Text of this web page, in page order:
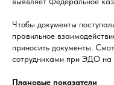
Чтобы документы
правильное
приносить документы.
сотрудниками при ЭДО на
Плановые показатели